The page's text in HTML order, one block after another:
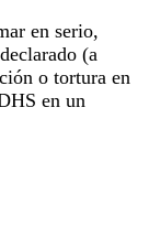
en serio,
(a
o tortura en
en un